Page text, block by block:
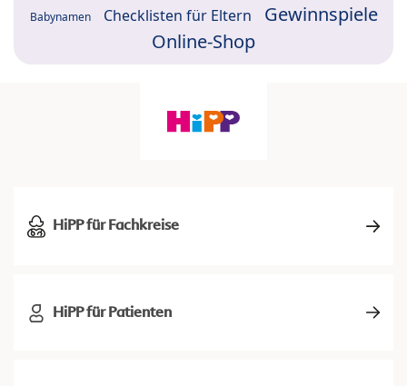
Babynamen Checklisten für Eltern
Gewinnspiele
Online-Shop
HiPP für Fachkreise
HiPP für Patienten